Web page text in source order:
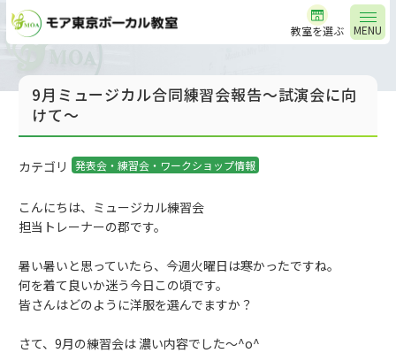
MENU
教室を選ぶ
9月ミュージカル合同練習会報告～試演会に向
けて～
カテゴリ 発表会・練習会・ワークショップ情報
こんにちは、ミュージカル練習会
担当トレーナーの郡です。
暑い暑いと思っていたら、今週火曜日は寒かったですね。
何を着て良いか迷う今日この頃です。
皆さんはどのように洋服を選んでますか？
さて、9月の練習会は 濃い内容でした～^o^